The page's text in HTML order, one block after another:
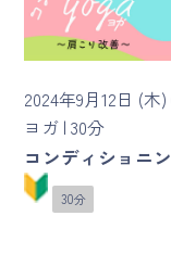
yoggy store
yoggy
yoggy mommy
マイページ
2024年9月12日 (木)
ヨガ | 30分
コンディショニ
30分